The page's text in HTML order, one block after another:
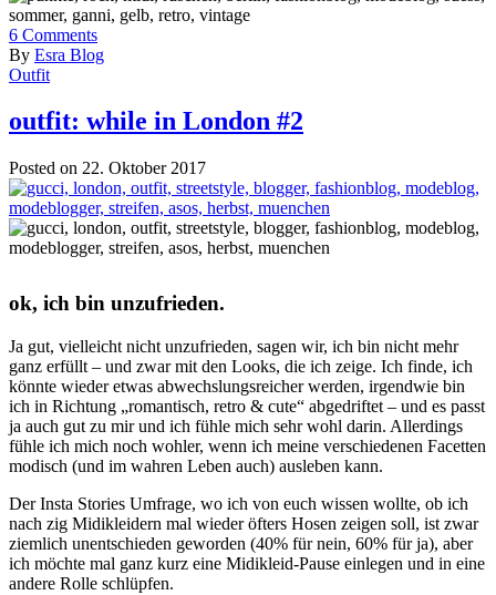
6 Comments
By Esra Blog
Outfit
outfit: while in London #2
Posted on 22. Oktober 2017
ok, ich bin unzufrieden.
Ja gut, vielleicht nicht unzufrieden, sagen wir, ich bin nicht mehr
ganz erfüllt – und zwar mit den Looks, die ich zeige. Ich finde, ich
könnte wieder etwas abwechslungsreicher werden, irgendwie bin
ich in Richtung „romantisch, retro & cute“ abgedriftet – und es passt
ja auch gut zu mir und ich fühle mich sehr wohl darin. Allerdings
fühle ich mich noch wohler, wenn ich meine verschiedenen Facetten
modisch (und im wahren Leben auch) ausleben kann.
Der Insta Stories Umfrage, wo ich von euch wissen wollte, ob ich
nach zig Midikleidern mal wieder öfters Hosen zeigen soll, ist zwar
ziemlich unentschieden geworden (40% für nein, 60% für ja), aber
ich möchte mal ganz kurz eine Midikleid-Pause einlegen und in eine
andere Rolle schlüpfen.